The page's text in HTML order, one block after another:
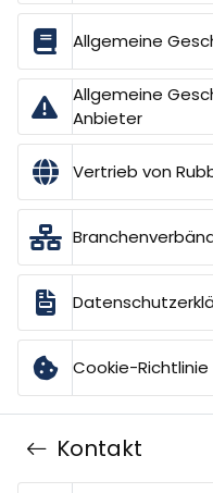
Allgemeine
Allgemeine
Anbieter
Vertrieb von
Cookie-Richtlinie
Kontakt